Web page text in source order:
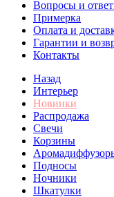
Вопросы и
Примерка
Оплата и
Гарантии и
Контакты
Назад
Интерьер
Новинки
Распродажа
Свечи
Корзины
Подносы
Ночники
Шкатулки